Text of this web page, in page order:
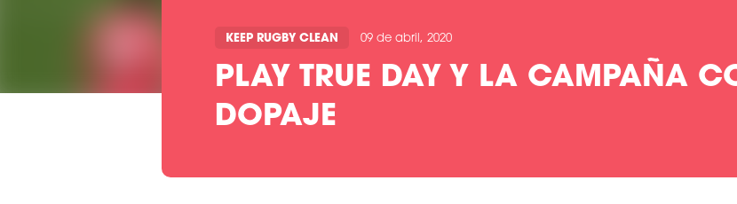
KEEP RUGBY CLEAN 09 de abril, 2020
PLAY TRUE DAY Y LA CAMPAÑA
DOPAJE